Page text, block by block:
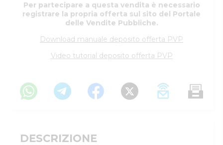
Per partecipare a questa vendita è necessario
registrare la propria offerta sul sito del Portale
delle Vendite Pubbliche.
Download manuale deposito offerta PVP
Video tutorial deposito offerta PVP
DESCRIZIONE